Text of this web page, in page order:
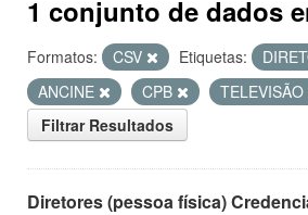
1 conjunto de dados
Formatos: CSV Etiquetas:
ANCINE
CPB
TELEVISÃO
Filtrar Resultados
Diretores (pessoa física)